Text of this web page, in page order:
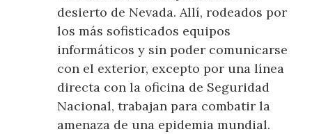
desierto de Nevada. Allí, rodeados por
los más sofisticados equipos
informáticos y sin poder comunicarse
con el exterior, excepto por una línea
directa con la oficina de Seguridad
Nacional, trabajan para combatir la
amenaza de una epidemia mundial.